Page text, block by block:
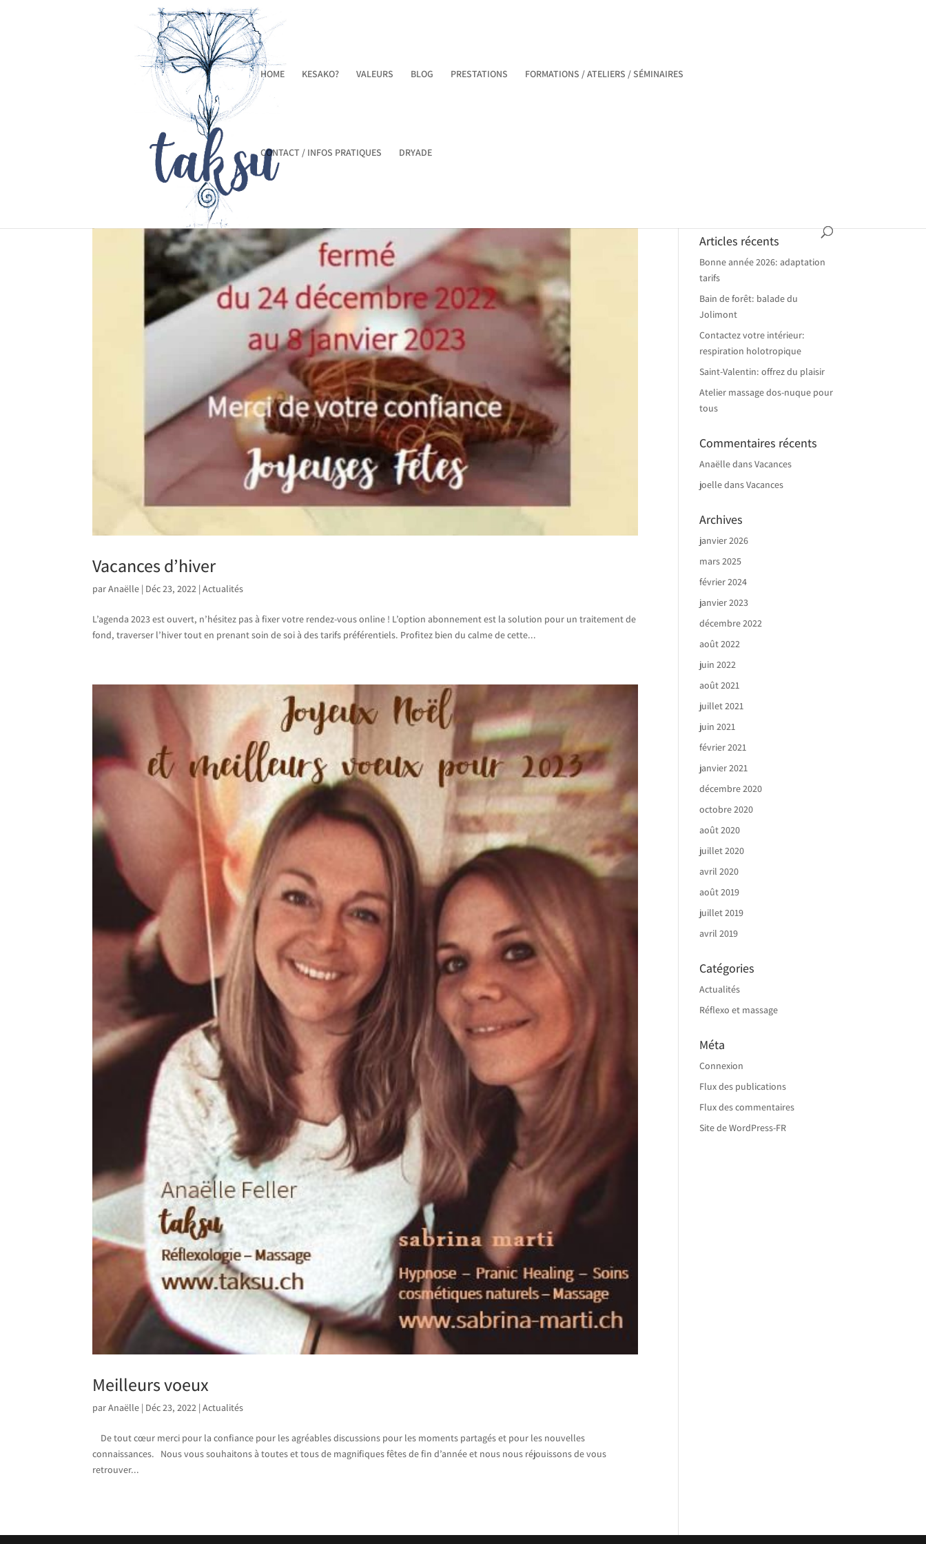
HOME KESAKO? VALEURS BLOG PRESTATIONS FORMATIONS / ATELIERS / SÉMINAIRES
CONTACT / INFOS PRATIQUES DRYADE
Vacances d’hiver
parAnaëlle | Déc 23, 2022 |Actualités
L’agenda 2023 est ouvert, n’hésitez pas à fixer votre rendez-vous online ! L’option abonnement est la solution pour un traitement de
fond, traverser l’hiver tout en prenant soin de soi à des tarifs préférentiels. Profitez bien du calme de cette...
Meilleurs voeux
parAnaëlle | Déc 23, 2022 |Actualités
De tout cœur merci pour la confiance pour les agréables discussions pour les moments partagés et pour les nouvelles
connaissances. Nous vous souhaitons à toutes et tous de magnifiques fêtes de fin d’année et nous nous réjouissons de vous
retrouver...
Articles récents
Bonne année 2026: adaptation
tarifs
Bain de forêt: balade du
Jolimont
Contactez votre intérieur:
respiration holotropique
Saint-Valentin: offrez du plaisir
Atelier massage dos-nuque pour
tous
Commentaires récents
AnaëlledansVacances
joelledansVacances
Archives
janvier 2026
mars 2025
février 2024
janvier 2023
décembre 2022
août 2022
juin 2022
août 2021
juillet 2021
juin 2021
février 2021
janvier 2021
décembre 2020
octobre 2020
août 2020
juillet 2020
avril 2020
août 2019
juillet 2019
avril 2019
Catégories
Actualités
Réflexo et massage
Méta
Connexion
Flux des publications
Flux des commentaires
Site de WordPress-FR